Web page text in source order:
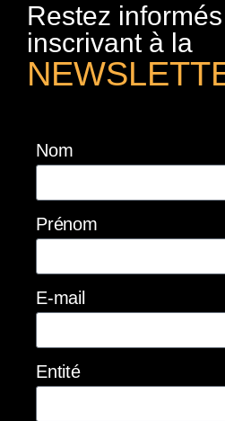
Restez
inscrivant à la
Nom
Prénom
E-mail
Entité